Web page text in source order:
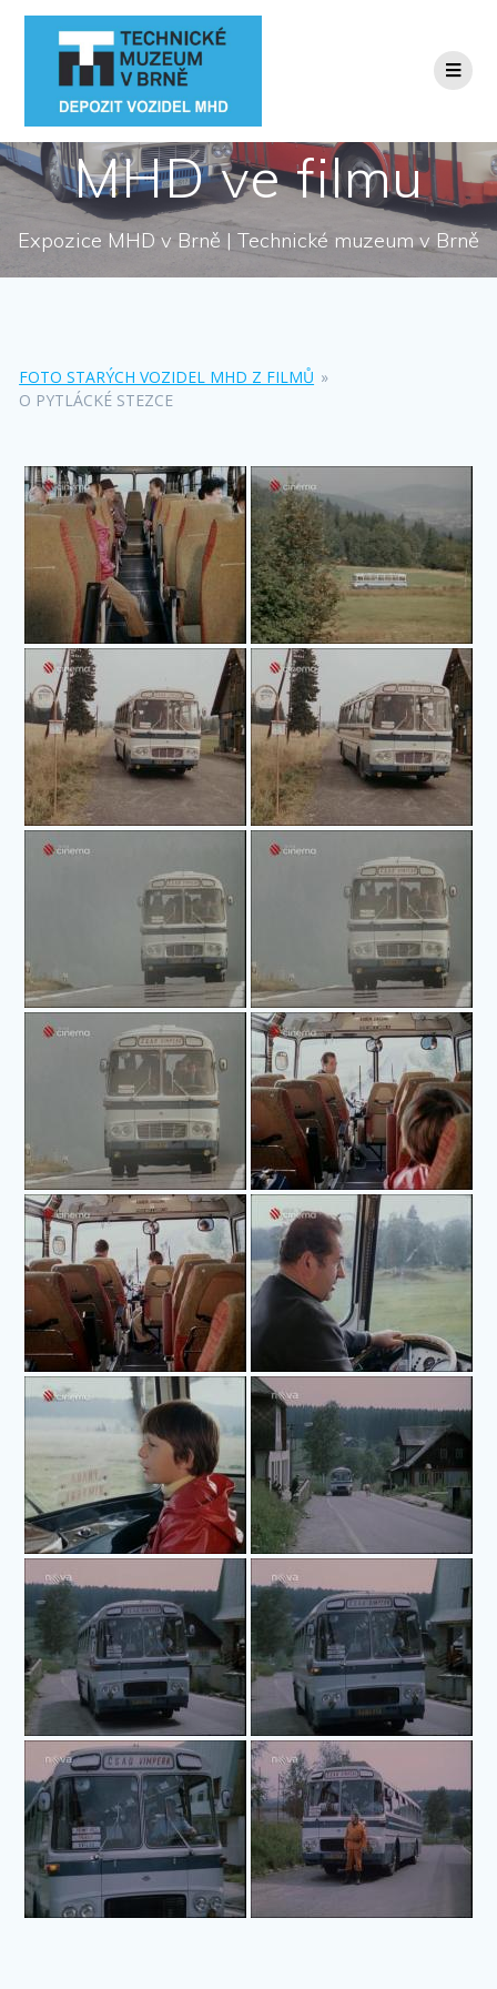
Přeskočit
MHD ve filmu
Expozice MHD v Brně | Technické muzeum v Brně
FOTO STARÝCH VOZIDEL MHD Z FILMŮ »
O PYTLÁCKÉ STEZCE